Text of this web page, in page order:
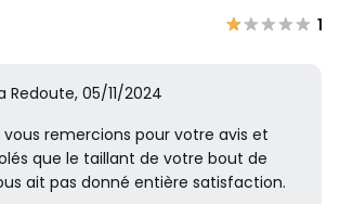
1
Redoute, 05/11/2024
vous remercions pour votre avis et
que le taillant de votre bout de
ait pas donné entière satisfaction.